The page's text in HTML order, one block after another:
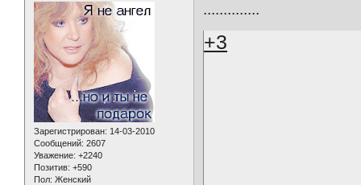
Зарегистрирован: 14-03-2010
Сообщений: 2607
Уважение: +2240
Позитив: +590
Пол: Женский
..............
+3